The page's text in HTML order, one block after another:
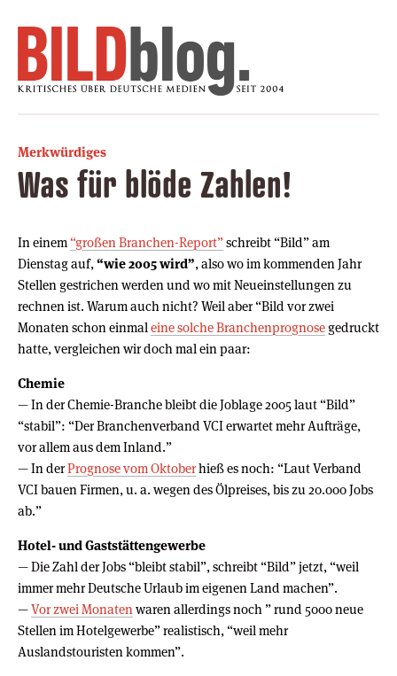
Merkwürdiges
Was für blöde Zahlen!
In einem “großen Branchen-Report”schreibt “Bild” am
Dienstag auf, “wie 2005 wird”, also wo im kommenden Jahr
Stellen gestrichen werden und wo mit Neueinstellungen zu
rechnen ist. Warum auch nicht? Weil aber “Bild vor zwei
Monaten schon einmal eine solche Branchenprognosegedruckt
hatte, vergleichen wir doch mal ein paar:
Chemie
— In der Chemie-Branche bleibt die Joblage 2005 laut “Bild”
“stabil”: “Der Branchenverband VCI erwartet mehr Aufträge,
vor allem aus dem Inland.”
— In derPrognose vom Oktoberhieß es noch: “Laut Verband
VCI bauen Firmen, u. a. wegen des Ölpreises, bis zu 20.000 Jobs
ab.”
Hotel- und Gaststättengewerbe
— Die Zahl der Jobs “bleibt stabil”, schreibt “Bild” jetzt, “weil
immer mehr Deutsche Urlaub im eigenen Land machen”.
—Vor zwei Monaten waren allerdings noch ” rund 5000 neue
Stellen im Hotelgewerbe” realistisch, “weil mehr
Auslandstouristen kommen”.